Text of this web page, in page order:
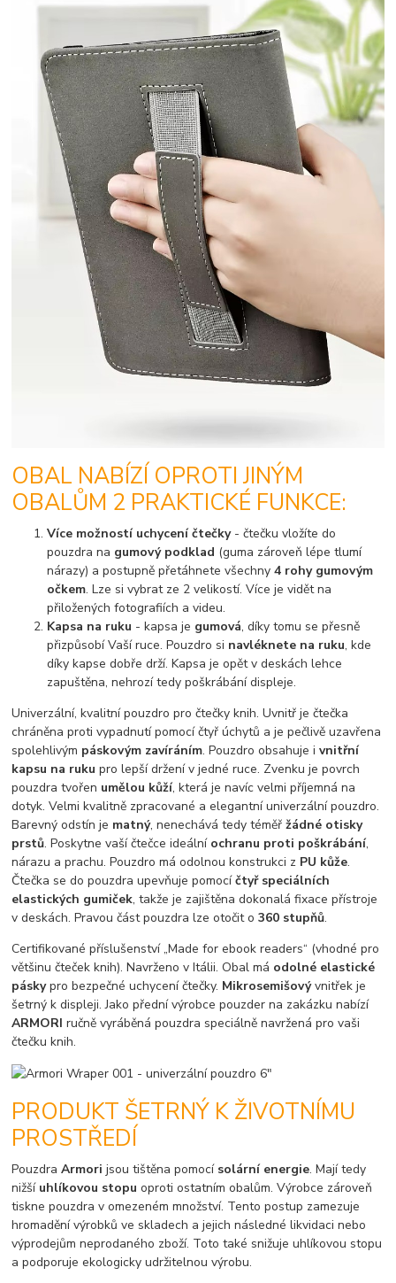
OBAL NABÍZÍ OPROTI JINÝM
OBALŮM 2 PRAKTICKÉ FUNKCE:
Více možností uchycení čtečky - čtečku vložíte do
pouzdra na gumový podklad (guma zároveň lépe tlumí
nárazy) a postupně přetáhnete všechny 4 rohy gumovým
očkem. Lze si vybrat ze 2 velikostí. Více je vidět na
přiložených fotografiích a videu.
Kapsa na ruku - kapsa je gumová, díky tomu se přesně
přizpůsobí Vaší ruce. Pouzdro si navléknete na ruku, kde
díky kapse dobře drží. Kapsa je opět v deskách lehce
zapuštěna, nehrozí tedy poškrábání displeje.
Univerzální, kvalitní pouzdro pro čtečky knih. Uvnitř je čtečka
chráněna proti vypadnutí pomocí čtyř úchytů a je pečlivě uzavřena
spolehlivým páskovým zavíráním. Pouzdro obsahuje ivnitřní
kapsu na ruku pro lepší držení v jedné ruce. Zvenku je povrch
pouzdra tvořen umělou kůží, která je navíc velmi příjemná na
dotyk. Velmi kvalitně zpracované a elegantní univerzální pouzdro.
Barevný odstín je matný, nenechává tedy téměřžádné otisky
prstů. Poskytne vaší čtečce ideální ochranu proti poškrábání,
nárazu a prachu. Pouzdro má odolnou konstrukci z PU kůže.
Čtečka se do pouzdra upevňuje pomocíčtyř speciálních
elastických gumiček, takže je zajištěna dokonalá fixace přístroje
v deskách. Pravou část pouzdra lze otočit o360 stupňů.
Certifikované příslušenství „Made for ebook readers“ (vhodné pro
většinu čteček knih). Navrženo v Itálii. Obal má odolné elastické
páskypro bezpečné uchycení čtečky. Mikrosemišovývnitřek je
šetrný k displeji. Jako přední výrobce pouzder na zakázku nabízí
ARMORIručně vyráběná pouzdra speciálně navržená pro vaši
čtečku knih.
PRODUKT ŠETRNÝ K ŽIVOTNÍMU
PROSTŘEDÍ
PouzdraArmorijsou tištěna pomocí solární energie. Mají tedy
nižší uhlíkovou stopu oproti ostatním obalům. Výrobce zároveň
tiskne pouzdra v omezeném množství. Tento postup zamezuje
hromadění výrobků ve skladech a jejich následné likvidaci nebo
výprodejům neprodaného zboží. Toto také snižuje uhlíkovou stopu
a podporuje ekologicky udržitelnou výrobu.